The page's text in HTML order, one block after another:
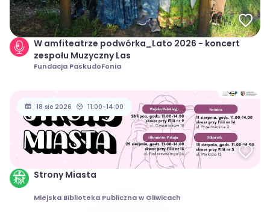
W amfiteatrze podwórka_Lato 2026 - koncert
zespołu Muzyczny Las
Fundacja PaskudoFonia
18 sie 2026 11:00-14:00
Strony Miasta
Miejska Biblioteka Publiczna w Gliwicach